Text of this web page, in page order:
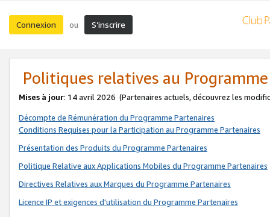
Connexion ou S’inscrire
Politiques relatives au
Mises à jour: 14 avril 2026 (Partenaires actuels, découvrez les
Décompte de Rémunération du Programme Partenaires
Conditions Requises pour la Participation au Programme Partenaires
Présentation des Produits du Programme Partenaires
Politique Relative aux Applications Mobiles du Programme Partenaires
Directives Relatives aux Marques du Programme Partenaires
Licence IP et exigences d'utilisation du Programme Partenaires